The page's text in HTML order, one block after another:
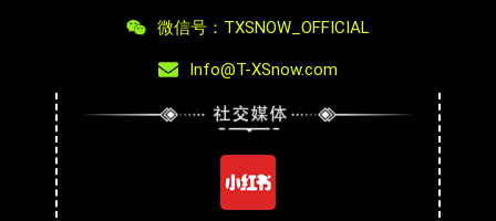
微信号：TXSNOW_OFFICIAL
Info@T-XSnow.com